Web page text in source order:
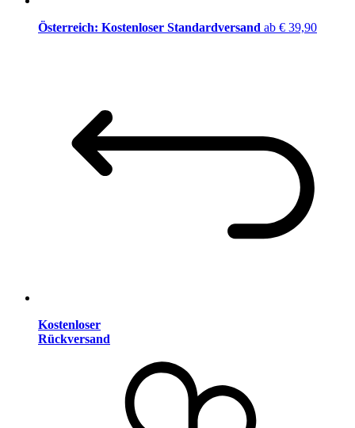
Österreich: Kostenloser Standardversand ab € 39,90
Kostenloser
Rückversand